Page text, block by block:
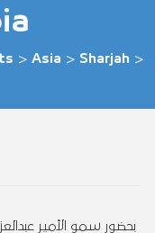
> Asia > Sharjah >
بحضور سمو الأمير